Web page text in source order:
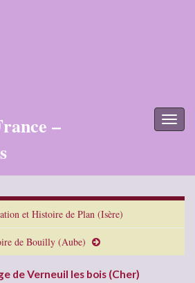
–
et Histoire de Plan (Isère)
de Bouilly (Aube)
de Verneuil les bois (Cher)